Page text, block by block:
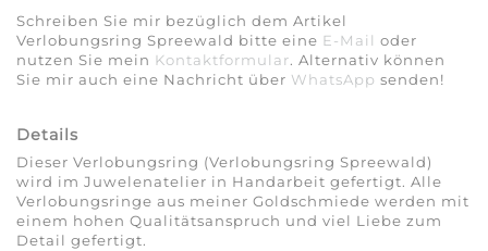
Schreiben Sie mir bezüglich dem Artikel
Verlobungsring Spreewald bitte eine E-Mail oder
nutzen Sie mein Kontaktformular. Alternativ können
Sie mir auch eine Nachricht über WhatsApp senden!
Details
Dieser Verlobungsring (Verlobungsring Spreewald)
wird im Juwelenatelier in Handarbeit gefertigt. Alle
Verlobungsringe aus meiner Goldschmiede werden mit
einem hohen Qualitäts­anspruch und viel Liebe zum
Detail gefertigt.